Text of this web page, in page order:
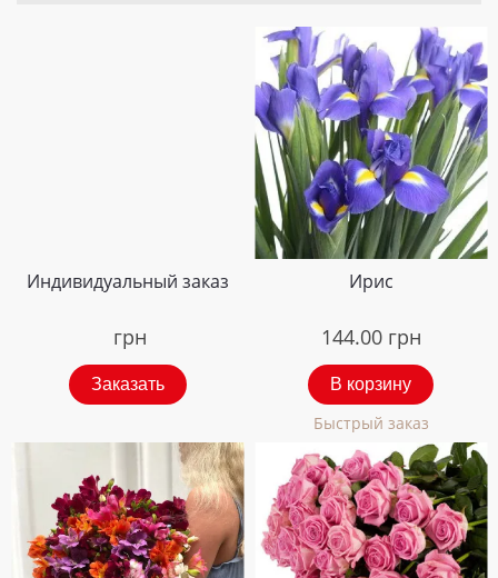
Индивидуальный заказ
грн
Заказать
Ирис
144.00 грн
В корзину
Быстрый заказ